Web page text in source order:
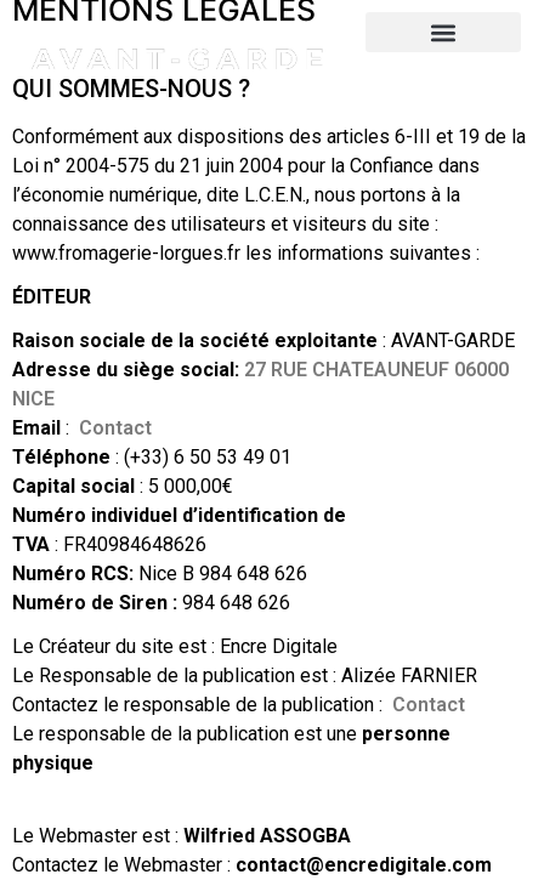
MENTIONS LÉGALES
QUI SOMMES-NOUS ?
Conformément aux dispositions des articles 6-III et 19 de la
Loi n° 2004-575 du 21 juin 2004 pour la Confiance dans
l’économie numérique, dite L.C.E.N., nous portons à la
connaissance des utilisateurs et visiteurs du site :
www.fromagerie-lorgues.fr les informations suivantes :
ÉDITEUR
Raison sociale de la société exploitante : AVANT-GARDE
Adresse du siège social: 27 RUE CHATEAUNEUF 06000
NICE
Email : Contact
Téléphone : (+33) 6 50 53 49 01
Capital social : 5 000,00€
Numéro individuel d’identification de
TVA : FR40984648626
Numéro RCS: Nice B 984 648 626
Numéro de Siren : 984 648 626
Le Créateur du site est : Encre Digitale
Le Responsable de la publication est : Alizée FARNIER
Contactez le responsable de la publication : Contact
Le responsable de la publication est une personne
physique
Le Webmaster est : Wilfried ASSOGBA
Contactez le Webmaster : contact@encredigitale.com